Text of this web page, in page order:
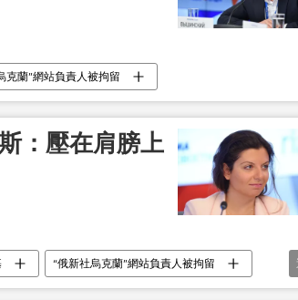
克蘭”網站負責人被拘留
：壓在肩膀上
“俄新社烏克蘭”網站負責人被拘留